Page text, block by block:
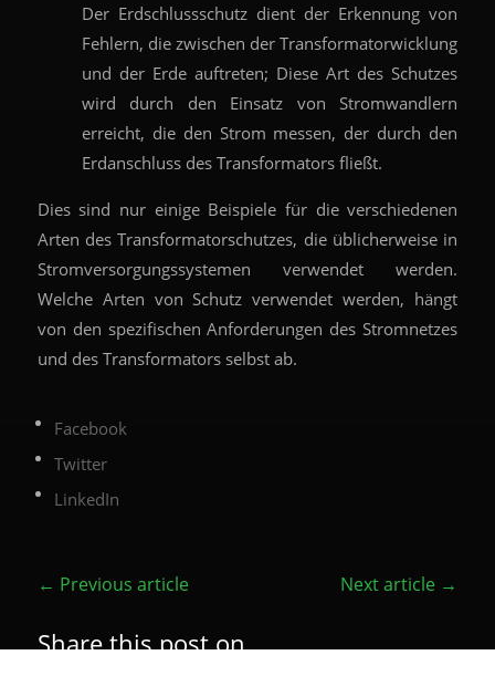
Der Erdschlussschutz dient der Erkennung von
Fehlern, die zwischen der Transformatorwicklung
und der Erde auftreten; Diese Art des Schutzes
wird durch den Einsatz von Stromwandlern
erreicht, die den Strom messen, der durch den
Erdanschluss des Transformators fließt.
Dies sind nur einige Beispiele für die verschiedenen
Arten des Transformatorschutzes, die üblicherweise in
Stromversorgungssystemen verwendet werden.
Welche Arten von Schutz verwendet werden, hängt
von den spezifischen Anforderungen des Stromnetzes
und des Transformators selbst ab.
Facebook
Twitter
LinkedIn
← Previous article Next article →
Share this post on